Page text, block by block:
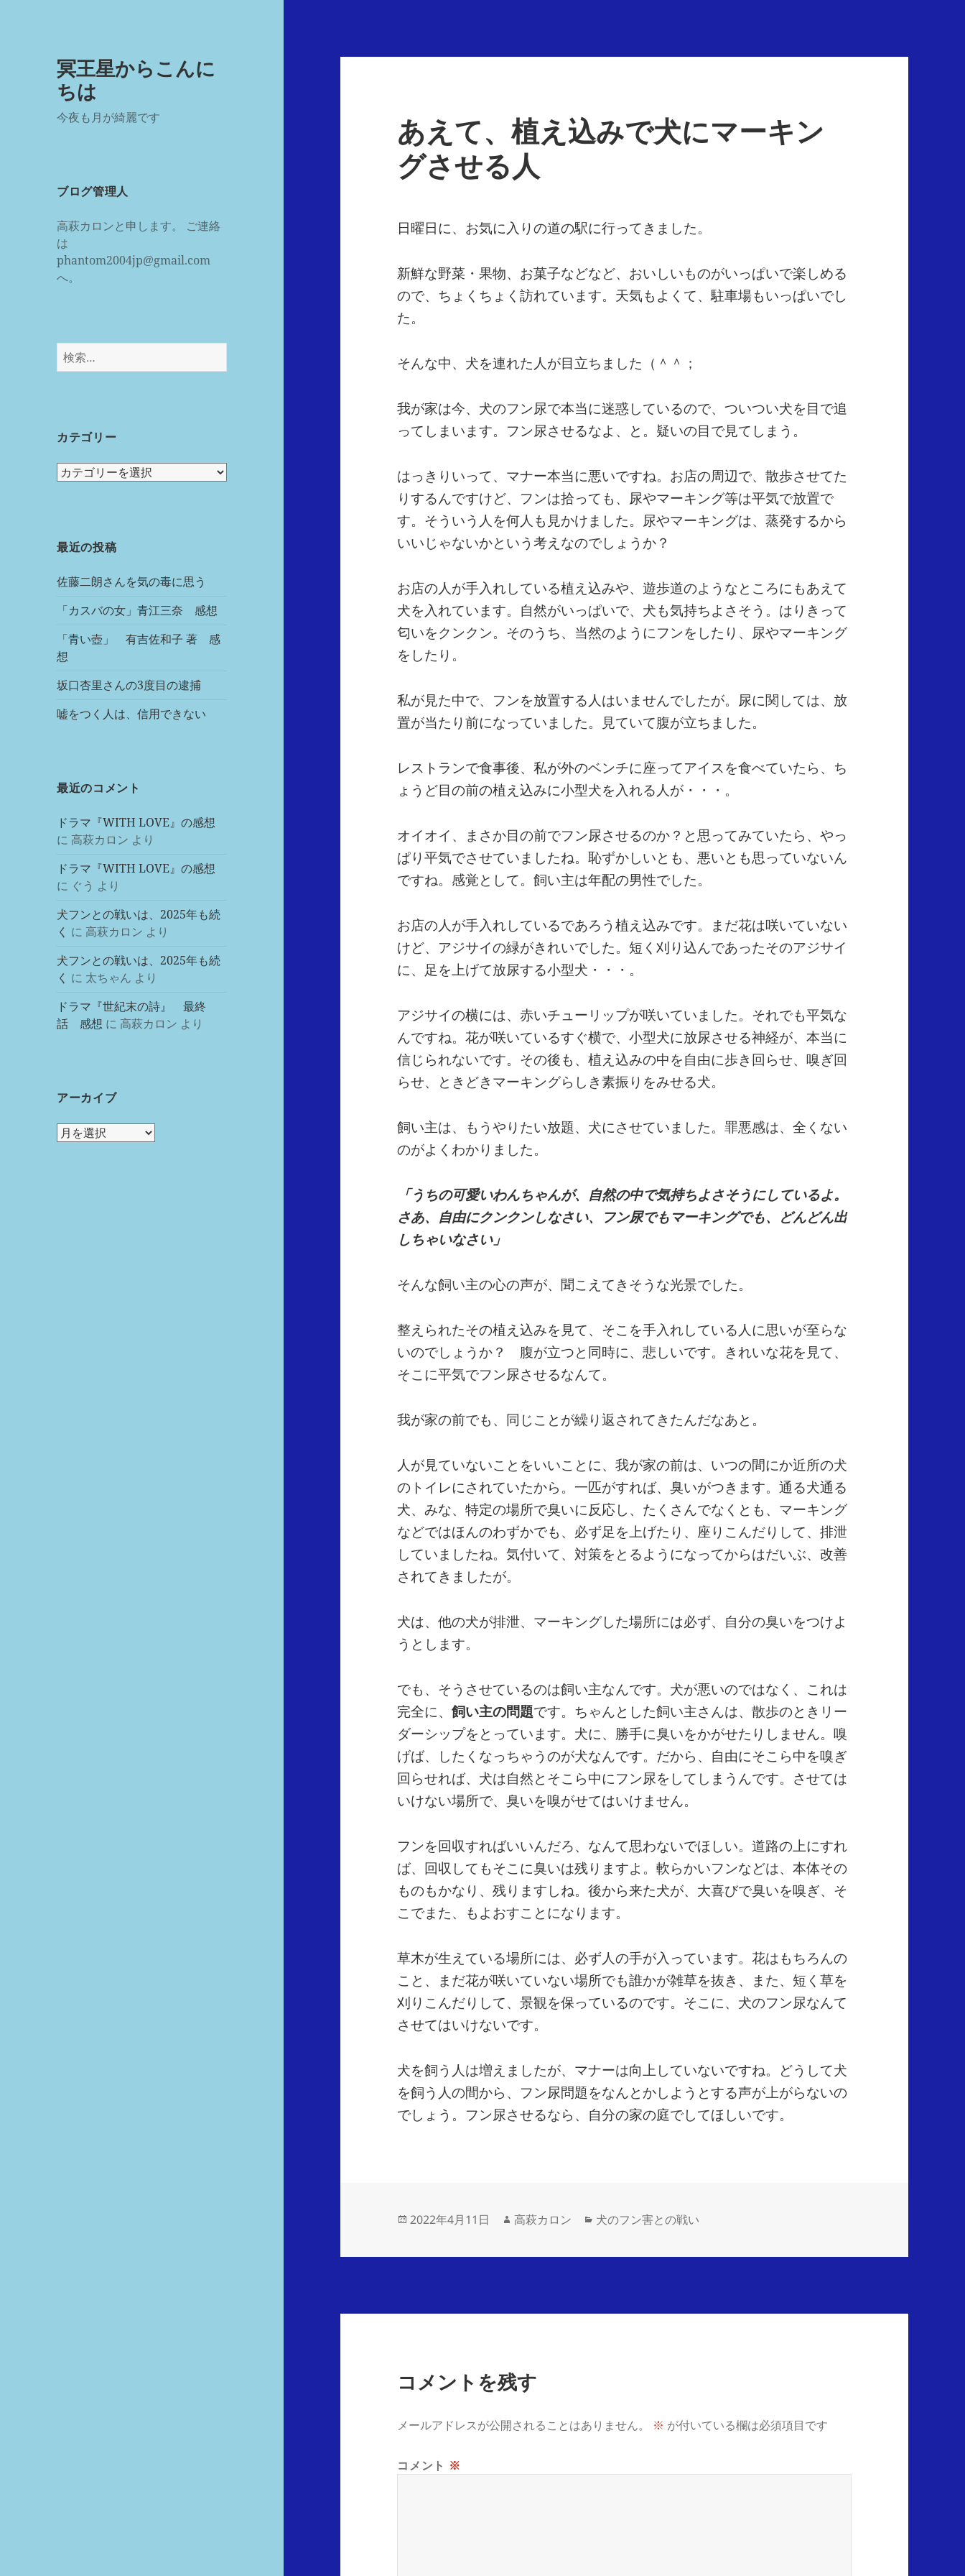
冥王星からこんに
ちは
今夜も月が綺麗です
ブログ管理人
高萩カロンと申します。 ご連絡
は
phantom2004jp@gmail.com
へ。
カテゴリー
最近の投稿
佐藤二朗さんを気の毒に思う
「カスバの女」青江三奈 感想
「青い壺」 有吉佐和子 著 感
想
坂口杏里さんの3度目の逮捕
嘘をつく人は、信用できない
最近のコメント
ドラマ『WITH LOVE』の感想
に高萩カロン より
ドラマ『WITH LOVE』の感想
に ぐう より
犬フンとの戦いは、2025年も続
く に高萩カロン より
犬フンとの戦いは、2025年も続
く に 太ちゃん より
ドラマ『世紀末の詩』 最終
話 感想 に高萩カロン より
アーカイブ
あえて、植え込みで犬にマーキン
グさせる人
日曜日に、お気に入りの道の駅に行ってきました。
新鮮な野菜・果物、お菓子などなど、おいしいものがいっぱいで楽しめる
ので、ちょくちょく訪れています。天気もよくて、駐車場もいっぱいでし
た。
そんな中、犬を連れた人が目立ちました（＾＾；
我が家は今、犬のフン尿で本当に迷惑しているので、ついつい犬を目で追
ってしまいます。フン尿させるなよ、と。疑いの目で見てしまう。
はっきりいって、マナー本当に悪いですね。お店の周辺で、散歩させてた
りするんですけど、フンは拾っても、尿やマーキング等は平気で放置で
す。そういう人を何人も見かけました。尿やマーキングは、蒸発するから
いいじゃないかという考えなのでしょうか？
お店の人が手入れしている植え込みや、遊歩道のようなところにもあえて
犬を入れています。自然がいっぱいで、犬も気持ちよさそう。はりきって
匂いをクンクン。そのうち、当然のようにフンをしたり、尿やマーキング
をしたり。
私が見た中で、フンを放置する人はいませんでしたが。尿に関しては、放
置が当たり前になっていました。見ていて腹が立ちました。
レストランで食事後、私が外のベンチに座ってアイスを食べていたら、ち
ょうど目の前の植え込みに小型犬を入れる人が・・・。
オイオイ、まさか目の前でフン尿させるのか？と思ってみていたら、やっ
ぱり平気でさせていましたね。恥ずかしいとも、悪いとも思っていないん
ですね。感覚として。飼い主は年配の男性でした。
お店の人が手入れしているであろう植え込みです。まだ花は咲いていない
けど、アジサイの緑がきれいでした。短く刈り込んであったそのアジサイ
に、足を上げて放尿する小型犬・・・。
アジサイの横には、赤いチューリップが咲いていました。それでも平気な
んですね。花が咲いているすぐ横で、小型犬に放尿させる神経が、本当に
信じられないです。その後も、植え込みの中を自由に歩き回らせ、嗅ぎ回
らせ、ときどきマーキングらしき素振りをみせる犬。
飼い主は、もうやりたい放題、犬にさせていました。罪悪感は、全くない
のがよくわかりました。
「うちの可愛いわんちゃんが、自然の中で気持ちよさそうにしているよ。
さあ、自由にクンクンしなさい、フン尿でもマーキングでも、どんどん出
しちゃいなさい」
そんな飼い主の心の声が、聞こえてきそうな光景でした。
整えられたその植え込みを見て、そこを手入れしている人に思いが至らな
いのでしょうか？ 腹が立つと同時に、悲しいです。きれいな花を見て、
そこに平気でフン尿させるなんて。
我が家の前でも、同じことが繰り返されてきたんだなあと。
人が見ていないことをいいことに、我が家の前は、いつの間にか近所の犬
のトイレにされていたから。一匹がすれば、臭いがつきます。通る犬通る
犬、みな、特定の場所で臭いに反応し、たくさんでなくとも、マーキング
などではほんのわずかでも、必ず足を上げたり、座りこんだりして、排泄
していましたね。気付いて、対策をとるようになってからはだいぶ、改善
されてきましたが。
犬は、他の犬が排泄、マーキングした場所には必ず、自分の臭いをつけよ
うとします。
でも、そうさせているのは飼い主なんです。犬が悪いのではなく、これは
完全に、飼い主の問題です。ちゃんとした飼い主さんは、散歩のときリー
ダーシップをとっています。犬に、勝手に臭いをかがせたりしません。嗅
げば、したくなっちゃうのが犬なんです。だから、自由にそこら中を嗅ぎ
回らせれば、犬は自然とそこら中にフン尿をしてしまうんです。させては
いけない場所で、臭いを嗅がせてはいけません。
フンを回収すればいいんだろ、なんて思わないでほしい。道路の上にすれ
ば、回収してもそこに臭いは残りますよ。軟らかいフンなどは、本体その
ものもかなり、残りますしね。後から来た犬が、大喜びで臭いを嗅ぎ、そ
こでまた、もよおすことになります。
草木が生えている場所には、必ず人の手が入っています。花はもちろんの
こと、まだ花が咲いていない場所でも誰かが雑草を抜き、また、短く草を
刈りこんだりして、景観を保っているのです。そこに、犬のフン尿なんて
させてはいけないです。
犬を飼う人は増えましたが、マナーは向上していないですね。どうして犬
を飼う人の間から、フン尿問題をなんとかしようとする声が上がらないの
でしょう。フン尿させるなら、自分の家の庭でしてほしいです。
2022年4月11日 高萩カロン 犬のフン害との戦い
コメントを残す
メールアドレスが公開されることはありません。 ※ が付いている欄は必須項目です
コメント ※